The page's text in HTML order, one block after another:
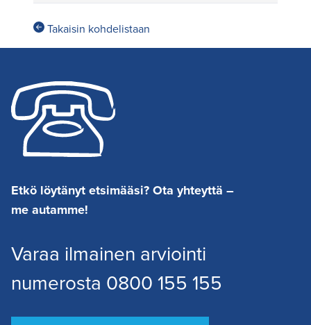
Takaisin kohdelistaan
Etkö löytänyt etsimääsi? Ota yhteyttä –
me autamme!
Varaa ilmainen arviointi
numerosta 0800 155 155